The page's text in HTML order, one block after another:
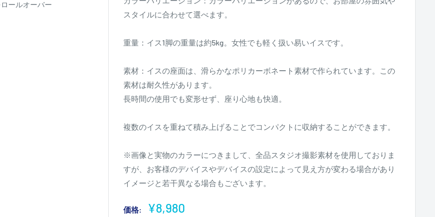
ールオーバー
スタイルに合わせて選べます。
重量：イス1脚の重量は約5kg。女性でも軽く扱い易いイスです。
素材：イスの座面は、滑らかなポリカーボネート素材で作られています。この
素材は耐久性があります。
長時間の使用でも変形せず、座り心地も快適。
複数のイスを重ねて積み上げることでコンパクトに収納することができます。
※画像と実物のカラーにつきまして、全品スタジオ撮影素材を使用しておりま
すが、お客様のデバイスやデバイスの設定によって見え方が変わる場合があり
イメージと若干異なる場合もございます。
価格:
販
¥8,980